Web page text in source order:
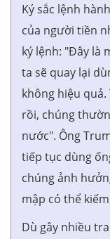
Ký sắc lệnh
của người tiền
ký lệnh: "Đây là
ta sẽ quay lại
không hiệu
rồi, chúng
nước". Ông
tiếp tục dùng
chúng ảnh
mập có thể
Dù gây nhiều